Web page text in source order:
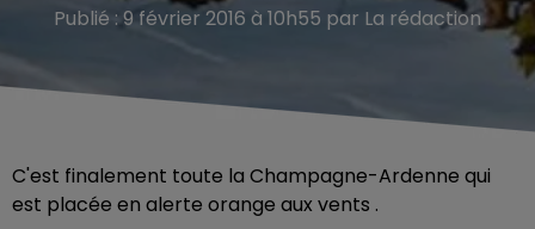
Publié : 9 février 2016 à 10h55 par La rédaction
C'est finalement toute la Champagne-Ardenne qui
est placée en alerte orange aux vents .